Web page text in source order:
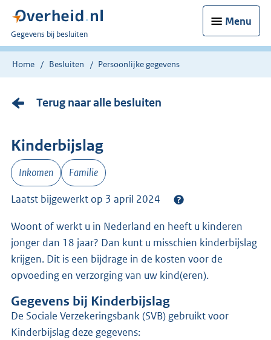
Menu
U
bent
nu
Gegevens bij besluiten
Home Besluiten Persoonlijke gegevens
Terug naar alle besluiten
Kinderbijslag
Inkomen
Familie
Laatst bijgewerkt op 3 april 2024
Woont of werkt u in Nederland en heeft u kinderen
jonger dan 18 jaar? Dan kunt u misschien kinderbijslag
krijgen. Dit is een bijdrage in de kosten voor de
opvoeding en verzorging van uw kind(eren).
Gegevens bij Kinderbijslag
de Sociale Verzekeringsbank (SVB) gebruikt voor
Kinderbijslag deze gegevens: